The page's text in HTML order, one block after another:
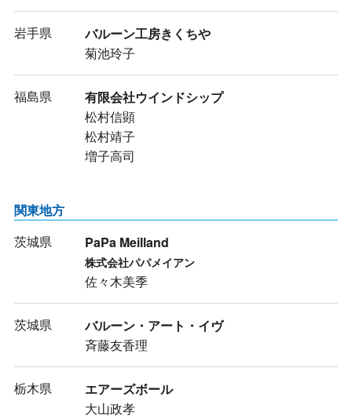
岩手県
バルーン工房きくちや
菊池玲子
福島県
有限会社ウインドシップ
松村信顕
松村靖子
増子高司
関東地方
茨城県
PaPa Meilland
株式会社パパメイアン
佐々木美季
茨城県
バルーン・アート・イヴ
斉藤友香理
栃木県
エアーズボール
大山政孝